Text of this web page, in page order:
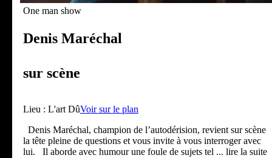
One man show
Denis Maréchal
sur scène
Lieu : L'art DûVoir sur le plan
Denis Maréchal, champion de l’autodérision, revient sur scène
la tête pleine de questions et vous invite à vous interroger avec
lui. Il aborde avec humour une foule de sujets tel ... lire la suite